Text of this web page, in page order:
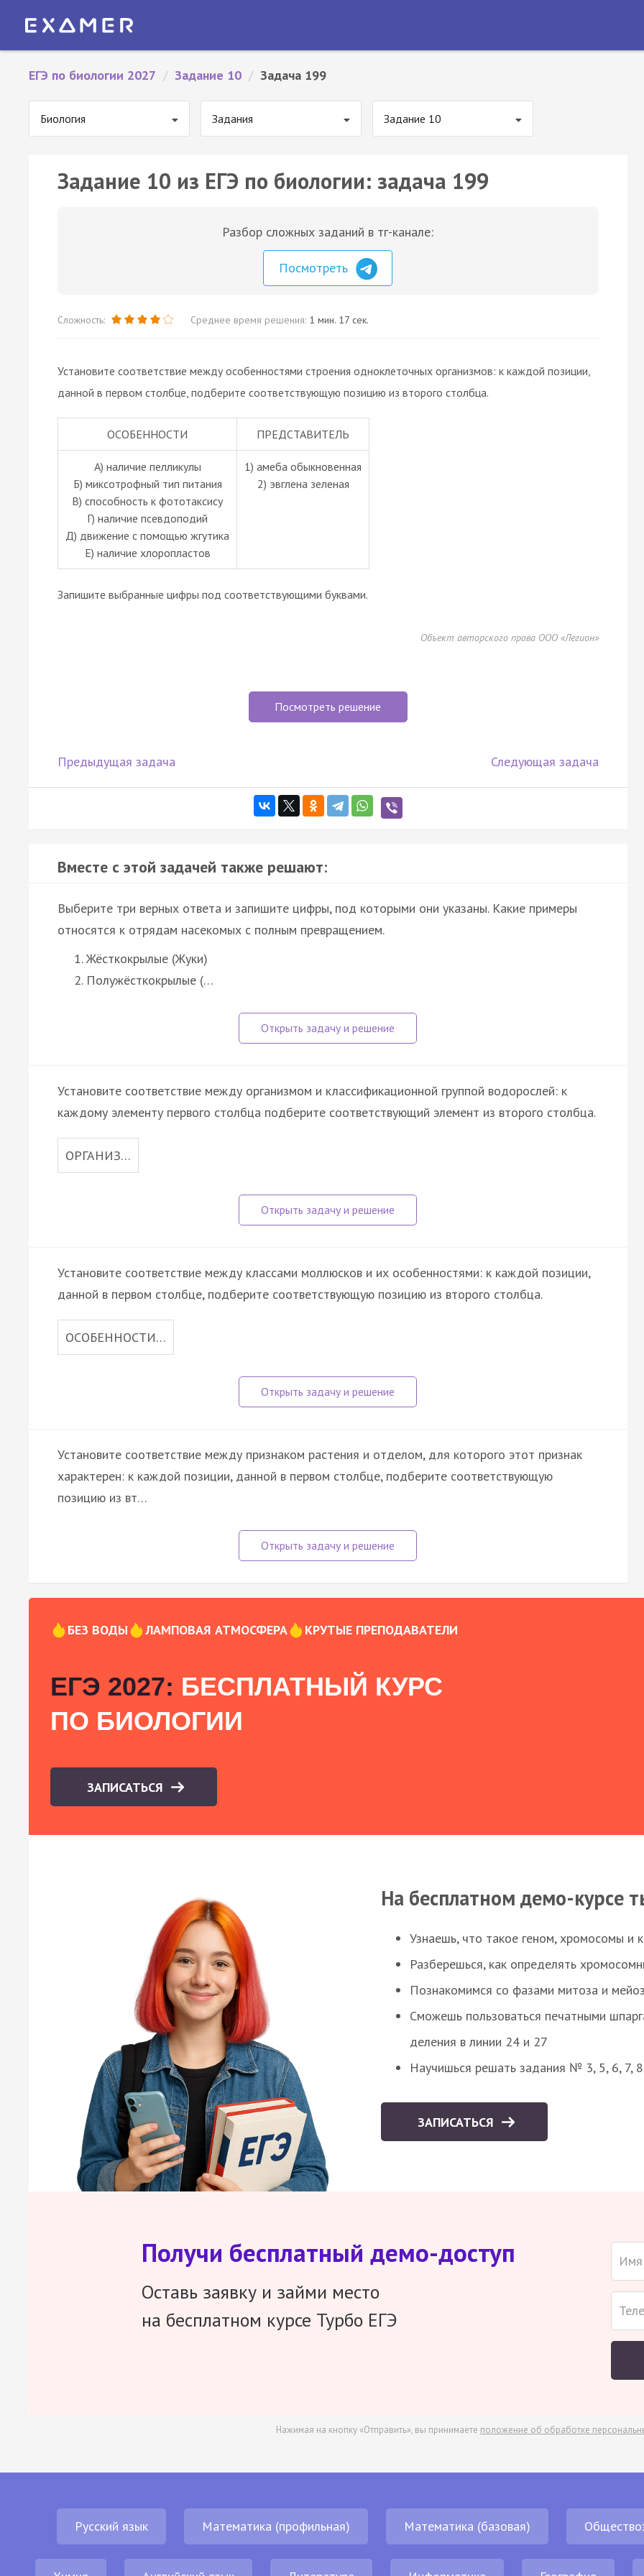
ЕГЭ по биологии 2027 / Задание 10 / Задача 199
Биология Задания Задание 10
Задание 10 из ЕГЭ по биологии: задача 199
Разбор сложных заданий в тг-канале:
Посмотреть
Сложность: Среднее время решения: 1 мин. 17 сек.
Установите соответствие между особенностями строения одноклеточных организмов: к каждой позиции,
данной в первом столбце, подберите соответствующую позицию из второго столбца.
ОСОБЕННОСТИ ПРЕДСТАВИТЕЛЬ
А) наличие пелликулы
Б) миксотрофный тип питания
В) способность к фототаксису
Г) наличие псевдоподий
Д) движение с помощью жгутика
Е) наличие хлоропластов
1) амеба обыкновенная
2) эвглена зеленая
Запишите выбранные цифры под соответствующими буквами.
Объект авторского права ООО «Легион»
Посмотреть решение
Предыдущая задача Следующая задача
Вместе с этой задачей также решают:
Выберите три верных ответа и запишите цифры, под которыми они указаны. Какие примеры
относятся к отрядам насекомых с полным превращением.
Жёсткокрылые (Жуки)
Полужёсткокрылые (…
Установите соответствие между организмом и классификационной группой водорослей: к
каждому элементу первого столбца подберите соответствующий элемент из второго столбца.
ОРГАНИЗ…
Установите соответствие между классами моллюсков и их особенностями: к каждой позиции,
данной в первом столбце, подберите соответствующую позицию из второго столбца.
ОСОБЕННОСТИ…
Установите соответствие между признаком растения и отделом, для которого этот признак
характерен: к каждой позиции, данной в первом столбце, подберите соответствующую
позицию из вт…
БЕЗ ВОДЫ ЛАМПОВАЯ АТМОСФЕРА КРУТЫЕ ПРЕПОДАВАТЕЛИ
ЕГЭ 2027: БЕСПЛАТНЫЙ КУРС
ПО БИОЛОГИИ
ЗАПИСАТЬСЯ
На бесплатном демо-курсе
Узнаешь, что такое геном, хромосомы и
Разберешься, как определять
Познакомимся со фазами митоза и
Сможешь пользоваться печатными
деления в линии 24 и 27
Научишься решать задания № 3, 5, 6, 7,
ЗАПИСАТЬСЯ
Получи бесплатный демо-доступ
Оставь заявку и займи место
на бесплатном курсе Турбо ЕГЭ
Нажимая на кнопку «Отправить», вы принимаете положение об обработке
Русский язык Математика (профильная) Математика (базовая)